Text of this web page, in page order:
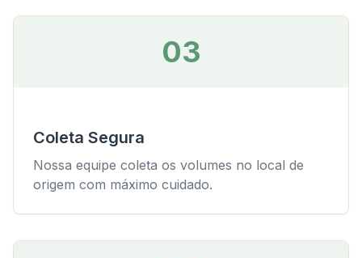
03
Coleta Segura
Nossa equipe coleta os volumes no local de
origem com máximo cuidado.